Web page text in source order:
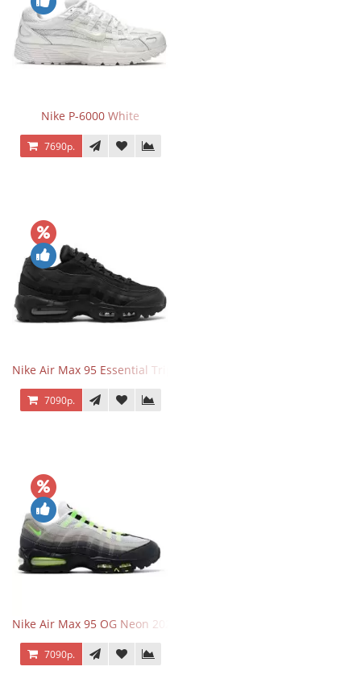
Nike P-6000 White
7690р.
Nike Air Max 95 Essential Triple Black
7090р.
Nike Air Max 95 OG Neon 2025
7090р.